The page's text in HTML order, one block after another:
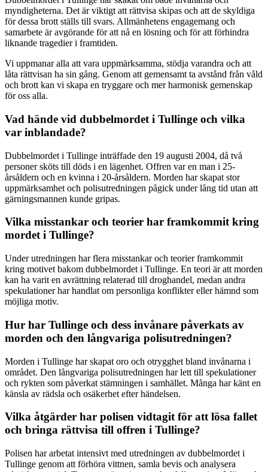
myndigheterna. Det är viktigt att rättvisa skipas och att de skyldiga
för dessa brott ställs till svars. Allmänhetens engagemang och
samarbete är avgörande för att nå en lösning och för att förhindra
liknande tragedier i framtiden.
Vi uppmanar alla att vara uppmärksamma, stödja varandra och att
låta rättvisan ha sin gång. Genom att gemensamt ta avstånd från våld
och brott kan vi skapa en tryggare och mer harmonisk gemenskap
för oss alla.
Vad hände vid dubbelmordet i Tullinge och vilka
var inblandade?
Dubbelmordet i Tullinge inträffade den 19 augusti 2004, då två
personer sköts till döds i en lägenhet. Offren var en man i 25-
årsåldern och en kvinna i 20-årsåldern. Morden har skapat stor
uppmärksamhet och polisutredningen pågick under lång tid utan att
gärningsmannen kunde gripas.
Vilka misstankar och teorier har framkommit kring
mordet i Tullinge?
Under utredningen har flera misstankar och teorier framkommit
kring motivet bakom dubbelmordet i Tullinge. En teori är att morden
kan ha varit en avrättning relaterad till droghandel, medan andra
spekulationer har handlat om personliga konflikter eller hämnd som
möjliga motiv.
Hur har Tullinge och dess invånare påverkats av
morden och den långvariga polisutredningen?
Morden i Tullinge har skapat oro och otrygghet bland invånarna i
området. Den långvariga polisutredningen har lett till spekulationer
och rykten som påverkat stämningen i samhället. Många har känt en
känsla av rädsla och osäkerhet efter händelsen.
Vilka åtgärder har polisen vidtagit för att lösa fallet
och bringa rättvisa till offren i Tullinge?
Polisen har arbetat intensivt med utredningen av dubbelmordet i
Tullinge genom att förhöra vittnen, samla bevis och analysera